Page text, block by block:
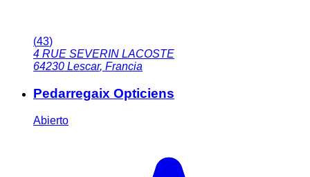
(43)
4 RUE SEVERIN LACOSTE
64230 Lescar, Francia
Pedarregaix Opticiens
Abierto